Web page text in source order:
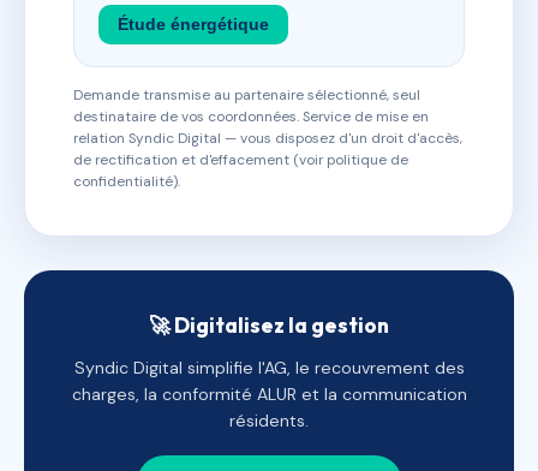
Étude énergétique
Demande transmise au partenaire sélectionné, seul
destinataire de vos coordonnées. Service de mise en
relation Syndic Digital — vous disposez d'un droit d'accès,
de rectification et d'effacement (voir politique de
confidentialité).
🚀 Digitalisez la gestion
Syndic Digital simplifie l'AG, le recouvrement des
charges, la conformité ALUR et la communication
résidents.